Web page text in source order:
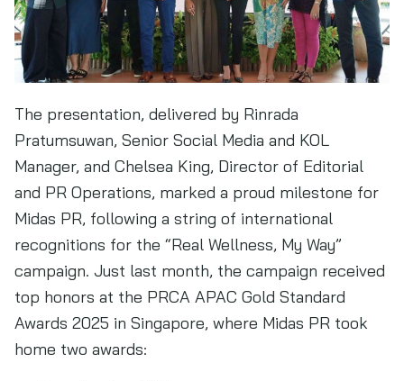
The presentation, delivered by Rinrada
Pratumsuwan, Senior Social Media and KOL
Manager, and Chelsea King, Director of Editorial
and PR Operations, marked a proud milestone for
Midas PR, following a string of international
recognitions for the “Real Wellness, My Way”
campaign. Just last month, the campaign received
top honors at the PRCA APAC Gold Standard
Awards 2025 in Singapore, where Midas PR took
home two awards: